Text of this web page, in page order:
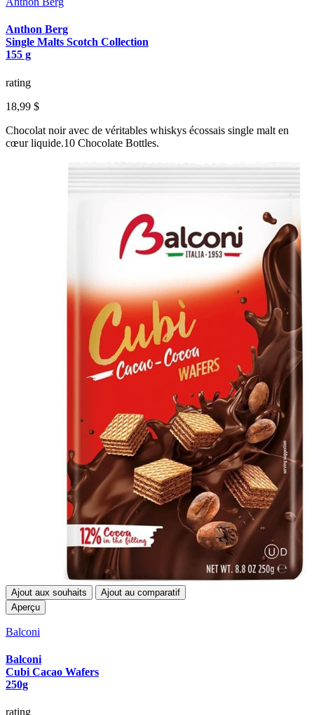
Anthon Berg
Single Malts Scotch Collection
155 g
rating
18,99 $
Chocolat noir avec de véritables whiskys écossais single malt en
cœur liquide.10 Chocolate Bottles.
Ajout aux souhaits
Ajout au comparatif
Aperçu
Balconi
Balconi
Cubi Cacao Wafers
250g
rating